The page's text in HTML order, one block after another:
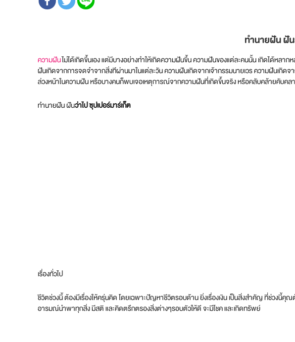
ทำนายฝัน ฝัน
ความฝันไม่ได้เกิดขึ้นเอง แต่มีบางอย่างทำให้เกิดความฝันขึ้น ความฝันของแต่ละคนนั้น เกิดได้หล
ฝันเกิดจากการจดจำจากสิ่งทีผ่านมาในแต่ละวัน ความฝันเกิดจากเจ้ากรรมนายเวร ความฝันเกิ
ล่วงหน้าในความฝัน หรือบางคนก็พบเจอเหตุการณ์จากความฝันที่เกิดขึ้นจริง หรือคลับคล้ายคับคล
ทำนายฝัน ฝันว่าไป ซุปเปอร์มาร์เก็ต
เรื่องทั่วไป
ชีวิตช่วงนี้ ต้องมีเรื่องให้ครุ่นคิด โดยเฉพาะปัญหาชีวิตรอบด้าน ยิ่งเรื่องเงิน เป็นสิ่งสำคัญ ที่ช่วงนี้
อารมณ์นำพาทุกสิ่ง มีสติ และคิดตรึกตรองสิ่งต่างๆรอบตัวให้ดี จะมีโชค และเกิดทรัพย์